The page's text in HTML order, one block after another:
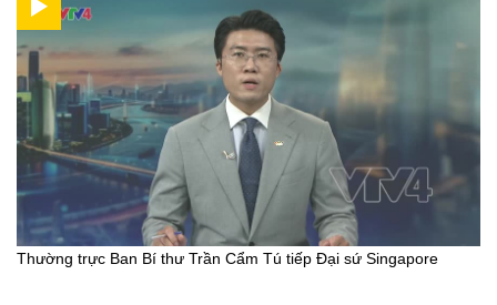
Thường trực Ban Bí thư Trần Cẩm Tú tiếp Đại sứ Singapore